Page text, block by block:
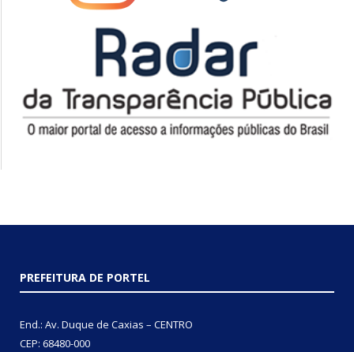
PREFEITURA DE PORTEL
End.: Av. Duque de Caxias – CENTRO
CEP: 68480-000